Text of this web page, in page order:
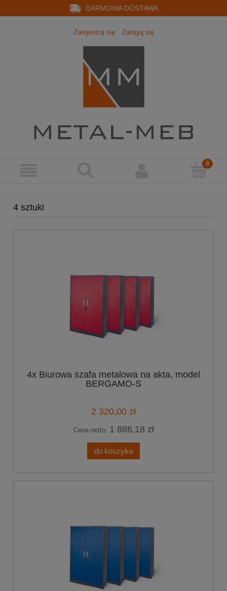
DARMOWA DOSTAWA
Zarejestruj się Zaloguj się
4 sztuki
4x Biurowa szafa metalowa na akta, model
BERGAMO-S
2 320,00 zł
Cena netto: 1 886,18 zł
do koszyka